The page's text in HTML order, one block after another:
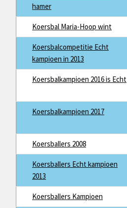
hamer
Koersbal Maria-Hoop wint
Koersbalcompetitie Echt
kampioen in 2013
Koersbalkampioen 2016 is Echt
Koersbalkampioen 2017
Koersballers 2008
Koersballers Echt kampioen
2013
Koersballers Kampioen